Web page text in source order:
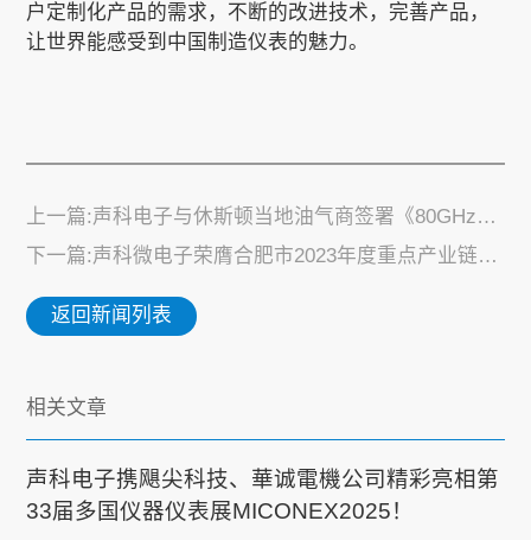
户定制化产品的需求，不断的改进技术，完善产品，
让世界能感受到中国制造仪表的魅力。
上一篇:声科电子与休斯顿当地油气商签署《80GHz雷达液位计无线远程传输集成系统项目》
下一篇:声科微电子荣膺合肥市2023年度重点产业链企业
返回新闻列表
相关文章
声科电子携飓尖科技、華诚電機公司精彩亮相第
33届多国仪器仪表展MICONEX2025！